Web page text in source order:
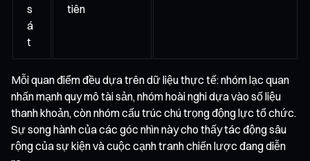
s
á
t
tiên
Mỗi quan điểm đều dựa trên dữ liệu thực tế: nhóm lạc quan
nhấn mạnh quy mô tài sản, nhóm hoài nghi dựa vào số liệu
thanh khoản, còn nhóm cấu trúc chú trọng động lực tổ chức.
Sự song hành của các góc nhìn này cho thấy tác động sâu
rộng của sự kiện và cuộc cạnh tranh chiến lược đang diễn